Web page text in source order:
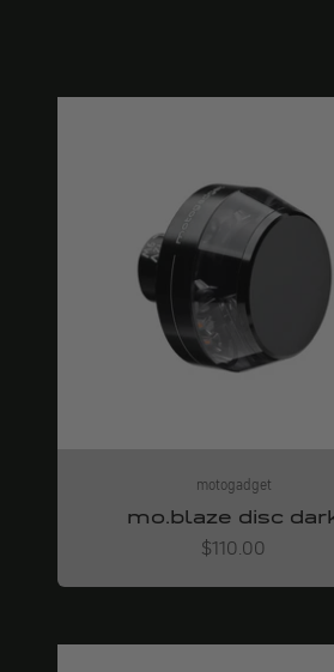
motogadget
mo.blaze disc
Angebot
$110.00